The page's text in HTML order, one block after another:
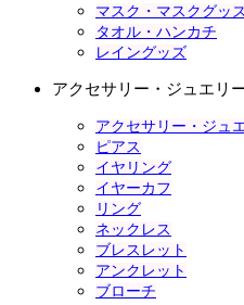
マスク・マスクグッ
タオル・ハンカチ
レイングッズ
アクセサリー・ジュエリ
アクセサリー・ジュ
ピアス
イヤリング
イヤーカフ
リング
ネックレス
ブレスレット
アンクレット
ブローチ